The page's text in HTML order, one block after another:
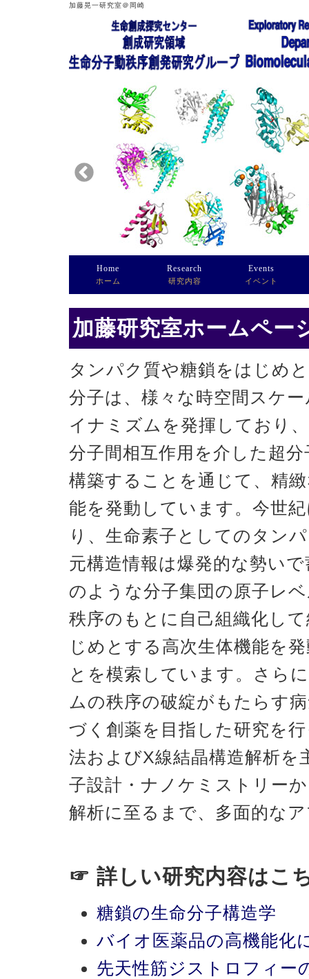
加藤晃一研究室＠岡崎
Home
ホーム
Research
研究内容
Events
イベント
加藤研究室ホームペー
タンパク質や糖鎖をはじめ
分子は、様々な時空間スケ
イナミズムを発揮しており
分子間相互作用を介した超
構築することを通じて、精
能を発動しています。今世
り、生命素子としてのタン
元構造情報は爆発的な勢い
のような分子集団の原子レ
秩序のもとに自己組織化し
じめとする高次生体機能を
とを模索しています。さら
ムの秩序の破綻がもたらす
づく創薬を目指した研究を
法およびX線結晶構造解析を
子設計・ナノケミストリー
解析に至るまで、多面的な
☞ 詳しい研究内容はこ
糖鎖の生命分子構造学
バイオ医薬品の高機能化
先天性筋ジストロフィー